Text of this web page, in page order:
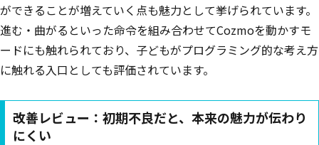
ができることが増えていく点も魅力として挙げられています。
進む・曲がるといった命令を組み合わせてCozmoを動かすモ
ードにも触れられており、子どもがプログラミング的な考え方
に触れる入口としても評価されています。
改善レビュー：初期不良だと、本来の魅力が伝わり
にくい